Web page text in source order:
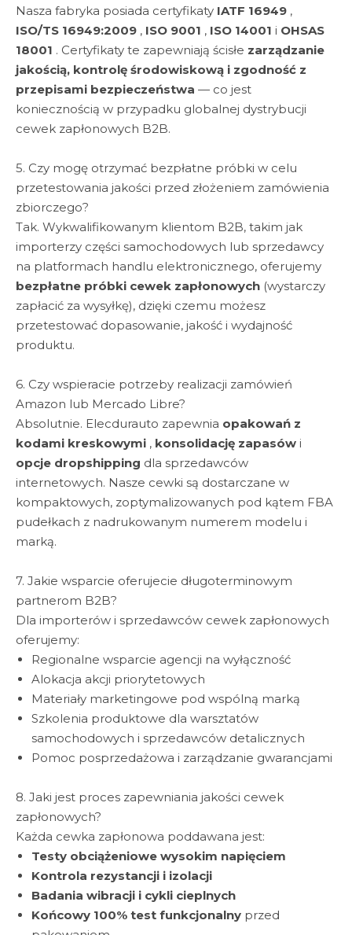
Nasza fabryka posiada certyfikaty IATF 16949 ,
ISO/TS 16949:2009 , ISO 9001 , ISO 14001 i OHSAS
18001 . Certyfikaty te zapewniają ścisłe zarządzanie
jakością, kontrolę środowiskową i zgodność z
przepisami bezpieczeństwa — co jest
koniecznością w przypadku globalnej dystrybucji
cewek zapłonowych B2B.
5. Czy mogę otrzymać bezpłatne próbki w celu
przetestowania jakości przed złożeniem zamówienia
zbiorczego?
Tak. Wykwalifikowanym klientom B2B, takim jak
importerzy części samochodowych lub sprzedawcy
na platformach handlu elektronicznego, oferujemy
bezpłatne próbki cewek zapłonowych (wystarczy
zapłacić za wysyłkę), dzięki czemu możesz
przetestować dopasowanie, jakość i wydajność
produktu.
6. Czy wspieracie potrzeby realizacji zamówień
Amazon lub Mercado Libre?
Absolutnie. Elecdurauto zapewnia opakowań z
kodami kreskowymi , konsolidację zapasów i
opcje dropshipping dla sprzedawców
internetowych. Nasze cewki są dostarczane w
kompaktowych, zoptymalizowanych pod kątem FBA
pudełkach z nadrukowanym numerem modelu i
marką.
7. Jakie wsparcie oferujecie długoterminowym
partnerom B2B?
Dla importerów i sprzedawców cewek zapłonowych
oferujemy:
Regionalne wsparcie agencji na wyłączność
Alokacja akcji priorytetowych
Materiały marketingowe pod wspólną marką
Szkolenia produktowe dla warsztatów
samochodowych i sprzedawców detalicznych
Pomoc posprzedażowa i zarządzanie gwarancjami
8. Jaki jest proces zapewniania jakości cewek
zapłonowych?
Każda cewka zapłonowa poddawana jest:
Testy obciążeniowe wysokim napięciem
Kontrola rezystancji i izolacji
Badania wibracji i cykli cieplnych
Końcowy 100% test funkcjonalny przed